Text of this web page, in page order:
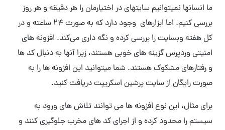
ما انسانها نمیتوانیم سایتهای در اختیارمان را هر دقیقه و هر روز
بررسی کنیم. اما ابزارهای وجود دارد که به صورت ۲۴ ساعته و در
کل هفته وبسایت را بررسی کرده و نگه داری می‌کند. افزونه های
امنیتی وردپرس گزینه های خوبی هستند، زیرا آنها به دنبال کد ها
و رفتارهای مشکوک هستند. شما میتوانید این افزونه ها را به
صورت رایگان از سایت پرشین اسکریپت دریافت کنید.
برای مثال، این نوع افزونه ها می توانند تلاش های ورود به
سیستم را محدود کرده و از اجرای کد های مخرب جلوگیری کنند و